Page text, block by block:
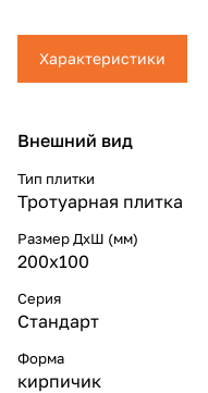
Характеристики
Внешний вид
Тип плитки
Тротуарная плитка
Размер ДхШ (мм)
200х100
Серия
Стандарт
Форма
кирпичик